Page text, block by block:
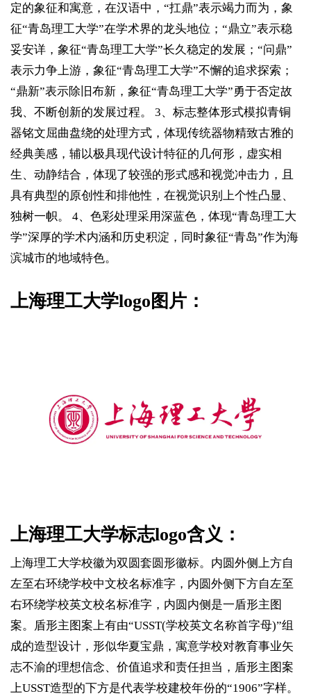
定的象征和寓意，在汉语中，“扛鼎”表示竭力而为，象
征“青岛理工大学”在学术界的龙头地位；“鼎立”表示稳
妥安详，象征“青岛理工大学”长久稳定的发展；“问鼎”
表示力争上游，象征“青岛理工大学”不懈的追求探索；
“鼎新”表示除旧布新，象征“青岛理工大学”勇于否定故
我、不断创新的发展过程。 3、标志整体形式模拟青铜
器铭文屈曲盘绕的处理方式，体现传统器物精致古雅的
经典美感，辅以极具现代设计特征的几何形，虚实相
生、动静结合，体现了较强的形式感和视觉冲击力，且
具有典型的原创性和排他性，在视觉识别上个性凸显、
独树一帜。 4、色彩处理采用深蓝色，体现“青岛理工大
学”深厚的学术内涵和历史积淀，同时象征“青岛”作为海
滨城市的地域特色。
上海理工大学logo图片：
上海理工大学标志logo含义：
上海理工大学校徽为双圆套圆形徽标。内圆外侧上方自
左至右环绕学校中文校名标准字，内圆外侧下方自左至
右环绕学校英文校名标准字，内圆内侧是一盾形主图
案。盾形主图案上有由“USST(学校英文名称首字母)”组
成的造型设计，形似华夏宝鼎，寓意学校对教育事业矢
志不渝的理想信念、价值追求和责任担当，盾形主图案
上USST造型的下方是代表学校建校年份的“1906”字样。